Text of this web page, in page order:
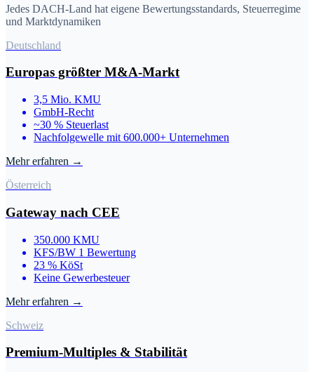
Jedes DACH-Land hat eigene Bewertungsstandards, Steuerregime
und Marktdynamiken
Deutschland
Europas größter M&A-Markt
3,5 Mio. KMU
GmbH-Recht
~30 % Steuerlast
Nachfolgewelle mit 600.000+ Unternehmen
Mehr erfahren →
Österreich
Gateway nach CEE
350.000 KMU
KFS/BW 1 Bewertung
23 % KöSt
Keine Gewerbesteuer
Mehr erfahren →
Schweiz
Premium-Multiples & Stabilität